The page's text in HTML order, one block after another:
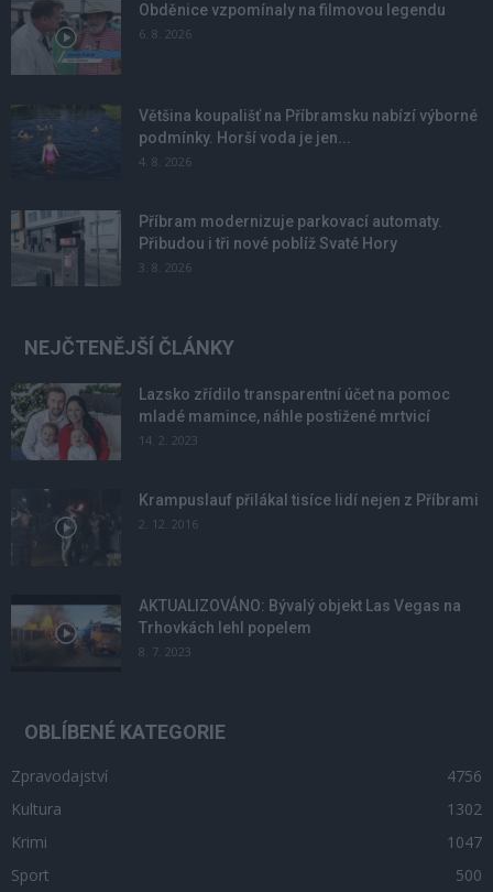
Obděnice vzpomínaly na filmovou legendu
6. 8. 2026
Většina koupališť na Příbramsku nabízí výborné
podmínky. Horší voda je jen...
4. 8. 2026
Příbram modernizuje parkovací automaty.
Přibudou i tři nové poblíž Svaté Hory
3. 8. 2026
NEJČTENĚJŠÍ ČLÁNKY
Lazsko zřídilo transparentní účet na pomoc
mladé mamince, náhle postižené mrtvicí
14. 2. 2023
Krampuslauf přilákal tisíce lidí nejen z Příbrami
2. 12. 2016
AKTUALIZOVÁNO: Bývalý objekt Las Vegas na
Trhovkách lehl popelem
8. 7. 2023
OBLÍBENÉ KATEGORIE
Zpravodajství
4756
Kultura
1302
Krimi
1047
Sport
500